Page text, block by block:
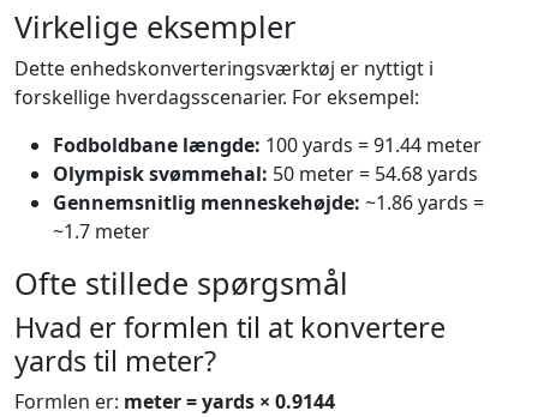
Virkelige eksempler
Dette enhedskonverteringsværktøj er nyttigt i
forskellige hverdagsscenarier. For eksempel:
Fodboldbane længde: 100 yards = 91.44 meter
Olympisk svømmehal: 50 meter = 54.68 yards
Gennemsnitlig menneskehøjde: ~1.86 yards =
~1.7 meter
Ofte stillede spørgsmål
Hvad er formlen til at konvertere
yards til meter?
Formlen er: meter = yards × 0.9144